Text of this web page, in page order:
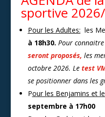
sportive
Pour les Adultes: les
à 18h30. Pour connaitre
seront proposés, les
octobre 2026. Letest
se positionner dans les
Pour les Benjamins et
septembre à 17h00